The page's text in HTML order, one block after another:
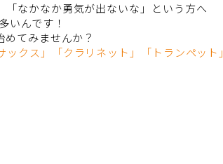
なかなか勇気が出ないな」という方へ
いんです！
てみませんか？
ックス」「クラリネット」「トランペッ